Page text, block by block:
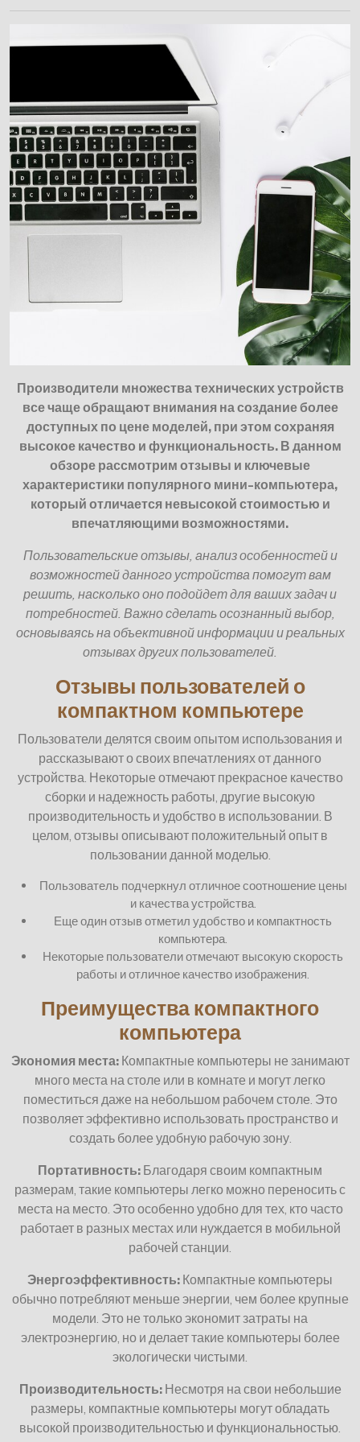
Производители множества технических устройств
все чаще обращают внимания на создание более
доступных по цене моделей, при этом сохраняя
высокое качество и функциональность. В данном
обзоре рассмотрим отзывы и ключевые
характеристики популярного мини-компьютера,
который отличается невысокой стоимостью и
впечатляющими возможностями.
Пользовательские отзывы, анализ особенностей и
возможностей данного устройства помогут вам
решить, насколько оно подойдет для ваших задач и
потребностей. Важно сделать осознанный выбор,
основываясь на объективной информации и реальных
отзывах других пользователей.
Отзывы пользователей о
компактном компьютере
Пользователи делятся своим опытом использования и
рассказывают о своих впечатлениях от данного
устройства. Некоторые отмечают прекрасное качество
сборки и надежность работы, другие высокую
производительность и удобство в использовании. В
целом, отзывы описывают положительный опыт в
пользовании данной моделью.
Пользователь подчеркнул отличное соотношение цены
и качества устройства.
Еще один отзыв отметил удобство и компактность
компьютера.
Некоторые пользователи отмечают высокую скорость
работы и отличное качество изображения.
Преимущества компактного
компьютера
Экономия места:Компактные компьютеры не занимают
много места на столе или в комнате и могут легко
поместиться даже на небольшом рабочем столе. Это
позволяет эффективно использовать пространство и
создать более удобную рабочую зону.
Портативность: Благодаря своим компактным
размерам, такие компьютеры легко можно переносить с
места на место. Это особенно удобно для тех, кто часто
работает в разных местах или нуждается в мобильной
рабочей станции.
Энергоэффективность: Компактные компьютеры
обычно потребляют меньше энергии, чем более крупные
модели. Это не только экономит затраты на
электроэнергию, но и делает такие компьютеры более
экологически чистыми.
Производительность:Несмотря на свои небольшие
размеры, компактные компьютеры могут обладать
высокой производительностью и функциональностью.